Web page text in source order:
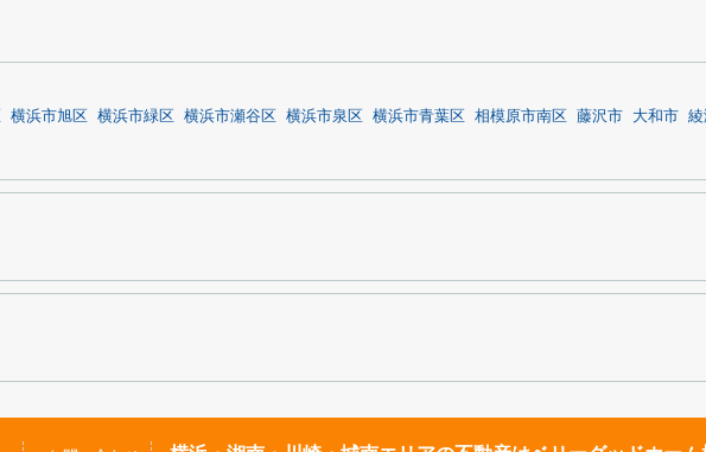
横浜市旭区 横浜市緑区 横浜市瀬谷区 横浜市泉区 横浜市青葉区 相模原市南区 藤沢市 大和市